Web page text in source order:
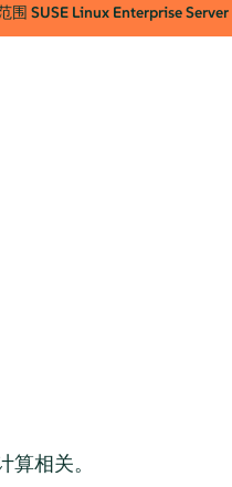
围 SUSE Linux Enterprise Server
相关。